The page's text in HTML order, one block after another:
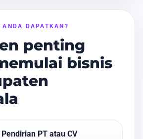
DAPATKAN?
penting
bisnis
PT atau CV